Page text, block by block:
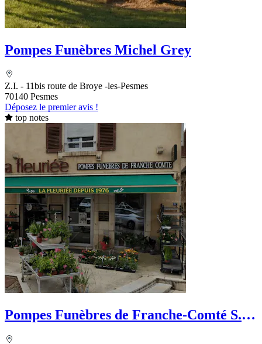
Pompes Funèbres Michel Grey
Z.I. - 11bis route de Broye -les-Pesmes
70140 Pesmes
Déposez le premier avis !
top notes
Pompes Funèbres de Franche-Comté S.